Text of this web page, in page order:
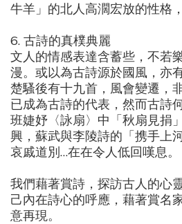
牛羊」的北人高濶宏放的性格
6. 古詩的真樸典麗
文人的情感表達含蓄些，不若
漫。或以為古詩源於國風，亦
楚騷後有十九首，風會變遷，
已成為古詩的代表，然而古詩
班婕妤〈詠扇〉中「秋扇見捐
興，蘇武與李陵詩的「携手上
哀戚道別…在在令人低回嘆息。
我們藉著賞詩，探訪古人的心
己內在詩心的呼應，藉著賞名
意再現。